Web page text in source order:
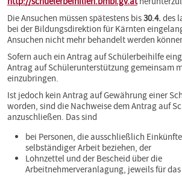
Die Ansuchen müssen spätestens bis30.4.des
bei der Bildungsdirektion für Kärnten
Ansuchen nicht mehr behandelt werden
Sofern auch ein Antrag auf Schülerbeihilfe
Antrag auf Schülerunterstützung gemeinsam
einzubringen.
Ist jedoch kein Antrag auf Gewährung einer
worden, sind die Nachweise dem Antrag auf
anzuschließen. Das sind
bei Personen, die ausschließlich
selbständiger Arbeit beziehen, der
Lohnzettel und der Bescheid über die
Arbeitnehmerveranlagung, jeweils für